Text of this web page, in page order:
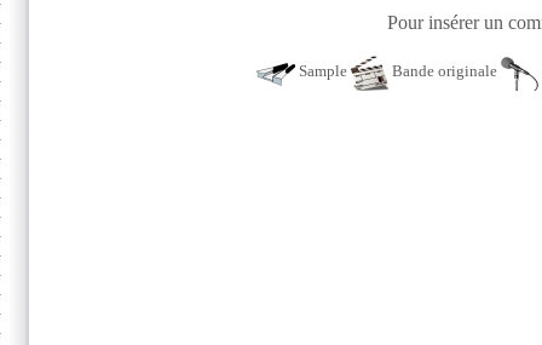
Pour insérer un
Sample Bande originale